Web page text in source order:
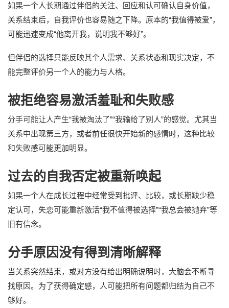
如果一个人长期通过伴侣的关注、回应和认可确认自身价值，
关系结束后，自我评价也容易随之下降。原本的“我值得被爱”，
可能迅速变成“他离开我，说明我不够好”。
但伴侣的选择只能反映其个人需求、关系状态和现实决定，不
能完整评价另一个人的能力与人格。
被拒绝容易激活羞耻和失败感
分手可能让人产生“我被淘汰了”“我输给了别人”的感觉。尤其当
关系中出现第三方，或者前任很快开始新的感情时，这种比较
和失败感可能更加明显。
过去的自我否定被重新唤起
如果一个人在成长过程中经常受到批评、比较，或长期缺少稳
定认可，失恋可能重新激活“我不值得被选择”“我总会被抛弃”等
旧有信念。
分手原因没有得到清晰解释
当关系突然结束，或对方没有给出明确说明时，大脑会不断寻
找原因。为了获得确定感，人可能把所有问题都归结为自己不
够好。